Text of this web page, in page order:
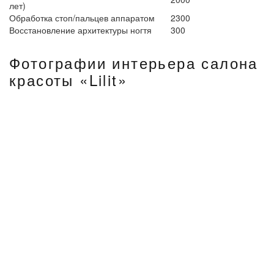
лет)
Обработка стоп/пальцев аппаратом
2300
Восстановление архитектуры ногтя
300
Фотографии интерьера салона
красоты «Lilit»